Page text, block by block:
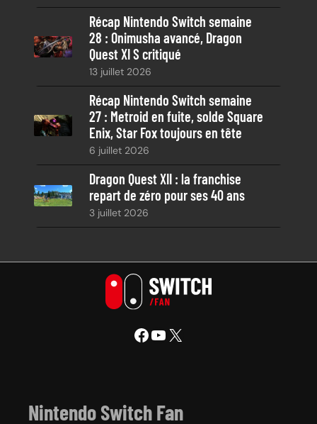
Récap Nintendo Switch semaine
28 : Onimusha avancé, Dragon
Quest XI S critiqué
13 juillet 2026
Récap Nintendo Switch semaine
27 : Metroid en fuite, solde Square
Enix, Star Fox toujours en tête
6 juillet 2026
Dragon Quest XII : la franchise
repart de zéro pour ses 40 ans
3 juillet 2026
Facebook YouTube X
Nintendo Switch Fan